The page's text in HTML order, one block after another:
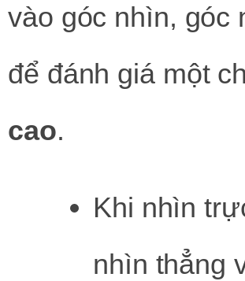
vào góc nhìn, góc
để đánh giá một
cao.
Khi nhìn
nhìn thẳng